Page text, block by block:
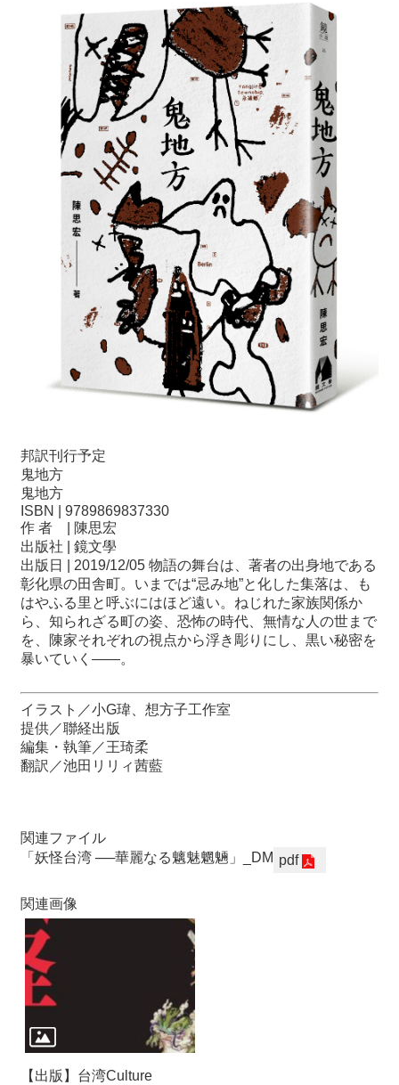
邦訳刊行予定
鬼地方
鬼地方
ISBN | 9789869837330
作 者 | 陳思宏
出版社 | 鏡文學
出版日 | 2019/12/05 物語の舞台は、著者の出身地である
彰化県の田舎町。いまでは“忌み地”と化した集落は、も
はやふる里と呼ぶにはほど遠い。ねじれた家族関係か
ら、知られざる町の姿、恐怖の時代、無情な人の世まで
を、陳家それぞれの視点から浮き彫りにし、黒い秘密を
暴いていく――。
イラスト／小G瑋、想方子工作室
提供／聯経出版
編集・執筆／王琦柔
翻訳／池田リリィ茜藍
関連ファイル
「妖怪台湾 ──華麗なる魑魅魍魎」_DM pdf
関連画像
【出版】台湾Culture